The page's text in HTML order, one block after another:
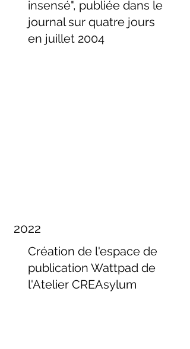
insensé", publiée dans le
journal sur quatre jours
en juillet 2004
2022
Création de l'espace de
publication Wattpad de
l'Atelier CREAsylum